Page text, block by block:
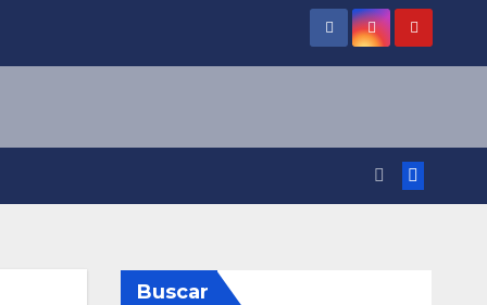
Buscar